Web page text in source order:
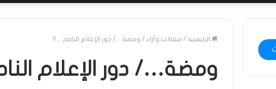
الرئيسية / مقالات وآراء / ومضة…/ دور الإعلام الناصح…!!
ومضة…/ دور الإعلام